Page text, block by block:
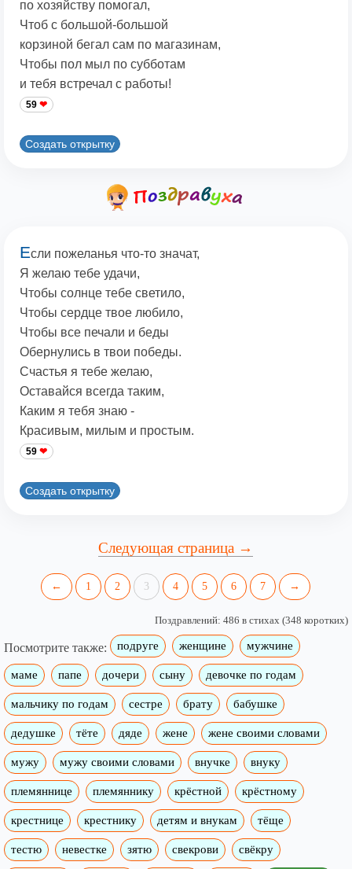
по хозяйству помогал,
Чтоб с большой-большой
корзиной бегал сам по магазинам,
Чтобы пол мыл по субботам
и тебя встречал с работы!
59
Создать открытку
Если пожеланья что-то значат,
Я желаю тебе удачи,
Чтобы солнце тебе светило,
Чтобы сердце твое любило,
Чтобы все печали и беды
Обернулись в твои победы.
Счастья я тебе желаю,
Оставайся всегда таким,
Каким я тебя знаю -
Красивым, милым и простым.
59
Создать открытку
Следующая страница →
← 1 2 3 4 5 6 7 →
Поздравлений: 486 в стихах (348 коротких)
Посмотрите также: подруге женщине мужчине
маме папе дочери сыну девочке по годам
мальчику по годам сестре брату бабушке
дедушке тёте дяде жене жене своими словами
мужу мужу своими словами внучке внуку
племяннице племяннику крёстной крёстному
крестнице крестнику детям и внукам тёще
тестю невестке зятю свекрови свёкру